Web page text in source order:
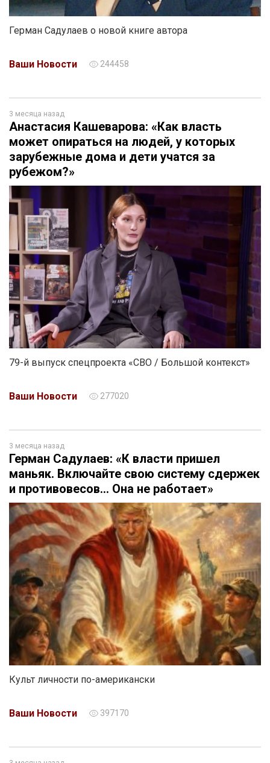
Герман Садулаев о новой книге автора
Ваши Новости 244458
3 месяца назад
Анастасия Кашеварова: «Как власть
может опираться на людей, у которых
зарубежные дома и дети учатся за
рубежом?»
79-й выпуск спецпроекта «СВО / Большой контекст»
Ваши Новости 277020
3 месяца назад
Герман Садулаев: «К власти пришел
маньяк. Включайте свою систему сдержек
и противовесов… Она не работает»
Культ личности по-американски
Ваши Новости 397170